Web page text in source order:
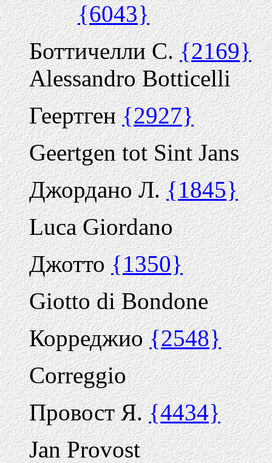
{6043}
Боттичелли С.{2169}
Alessandro Botticelli
Геертген{2927}
Geertgen tot Sint Jans
Джордано Л.{1845}
Luca Giordano
Джотто{1350}
Giotto di Bondone
Корреджио{2548}
Correggio
Провост Я.{4434}
Jan Provost